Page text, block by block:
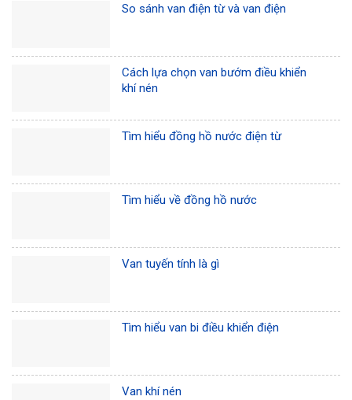
So sánh van điện từ và van điện
Cách lựa chọn van bướm điều khiển
khí nén
Tìm hiểu đồng hồ nước điện từ
Tìm hiểu về đồng hồ nước
Van tuyến tính là gì
Tìm hiểu van bi điều khiển điện
Van khí nén